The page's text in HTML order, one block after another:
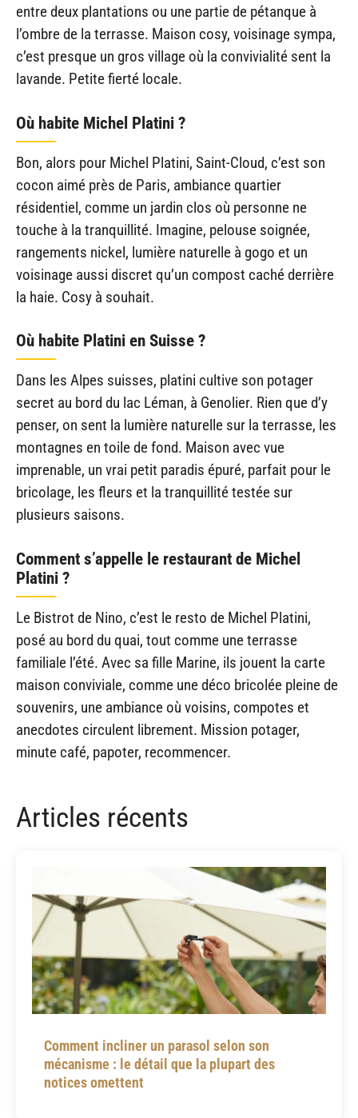
entre deux plantations ou une partie de pétanque à
l’ombre de la terrasse. Maison cosy, voisinage sympa,
c’est presque un gros village où la convivialité sent la
lavande. Petite fierté locale.
Où habite Michel Platini ?
Bon, alors pour Michel Platini, Saint-Cloud, c’est son
cocon aimé près de Paris, ambiance quartier
résidentiel, comme un jardin clos où personne ne
touche à la tranquillité. Imagine, pelouse soignée,
rangements nickel, lumière naturelle à gogo et un
voisinage aussi discret qu’un compost caché derrière
la haie. Cosy à souhait.
Où habite Platini en Suisse ?
Dans les Alpes suisses, platini cultive son potager
secret au bord du lac Léman, à Genolier. Rien que d’y
penser, on sent la lumière naturelle sur la terrasse, les
montagnes en toile de fond. Maison avec vue
imprenable, un vrai petit paradis épuré, parfait pour le
bricolage, les fleurs et la tranquillité testée sur
plusieurs saisons.
Comment s’appelle le restaurant de Michel
Platini ?
Le Bistrot de Nino, c’est le resto de Michel Platini,
posé au bord du quai, tout comme une terrasse
familiale l’été. Avec sa fille Marine, ils jouent la carte
maison conviviale, comme une déco bricolée pleine de
souvenirs, une ambiance où voisins, compotes et
anecdotes circulent librement. Mission potager,
minute café, papoter, recommencer.
Articles récents
Comment incliner un parasol selon son
mécanisme : le détail que la plupart des
notices omettent